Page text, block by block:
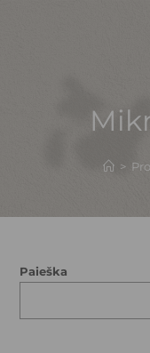
>
Paieška